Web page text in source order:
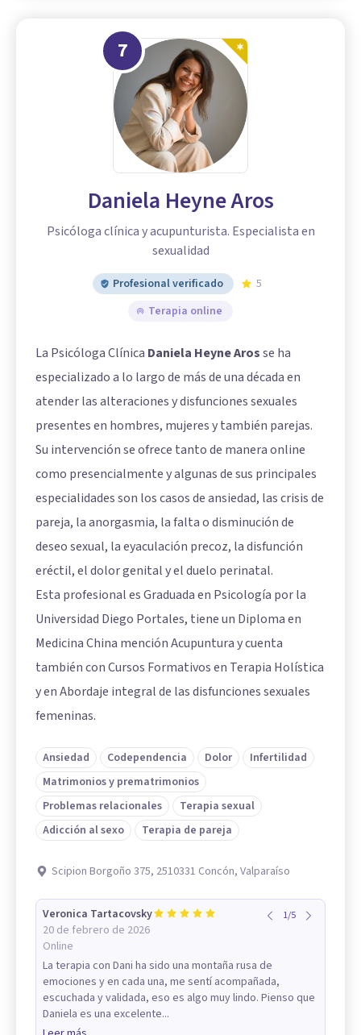
7
Daniela Heyne Aros
Psicóloga clínica y acupunturista. Especialista en
sexualidad
Profesional verificado
5
Terapia online
La Psicóloga Clínica Daniela Heyne Arosse ha
especializado a lo largo de más de una década en
atender las alteraciones y disfunciones sexuales
presentes en hombres, mujeres y también parejas.
Su intervención se ofrece tanto de manera online
como presencialmente y algunas de sus principales
especialidades son los casos de ansiedad, las crisis de
pareja, la anorgasmia, la falta o disminución de
deseo sexual, la eyaculación precoz, la disfunción
eréctil, el dolor genital y el duelo perinatal.
Esta profesional es Graduada en Psicología por la
Universidad Diego Portales, tiene un Diploma en
Medicina China mención Acupuntura y cuenta
también con Cursos Formativos en Terapia Holística
y en Abordaje integral de las disfunciones sexuales
femeninas.
Ansiedad Codependencia Dolor
Infertilidad
Matrimonios y prematrimonios
Problemas relacionales
Terapia sexual
Adicción al sexo
Terapia de pareja
Scipion Borgoño 375, 2510331 Concón, Valparaíso
Veronica Tartacovsky
20 de febrero de 2026
Online
1/5
La terapia con Dani ha sido una montaña rusa de
emociones y en cada una, me sentí acompañada,
escuchada y validada, eso es algo muy lindo. Pienso que
Daniela es una excelente...